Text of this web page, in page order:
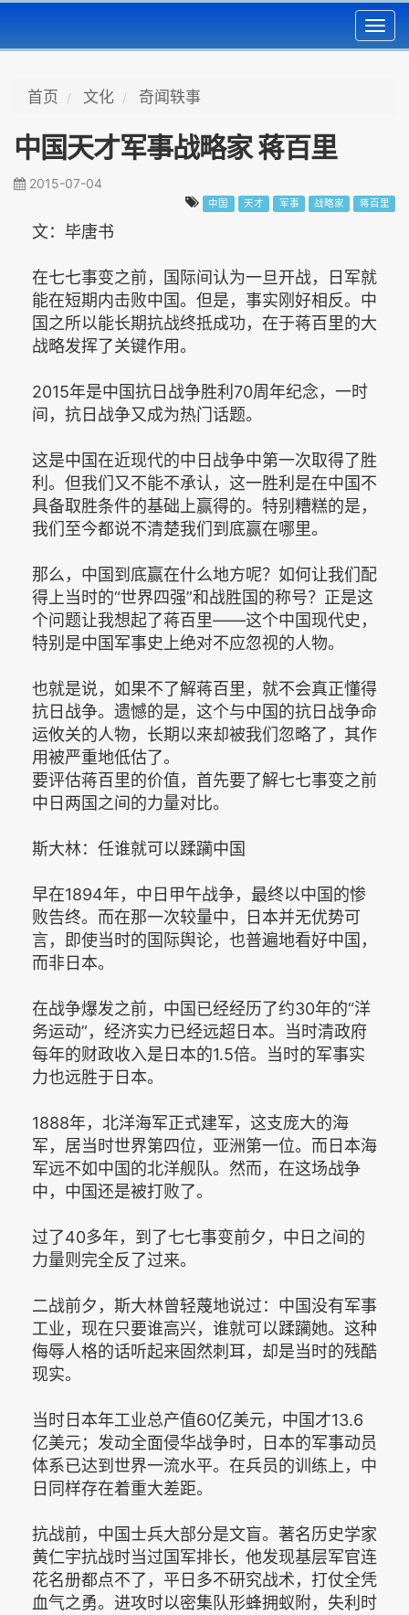
首页 文化 奇闻轶事
中国天才军事战略家 蒋百里
2015-07-04
中国 天才 军事 战略家 蒋百里
文：毕唐书
在七七事变之前，国际间认为一旦开战，日军就
能在短期内击败中国。但是，事实刚好相反。中
国之所以能长期抗战终抵成功，在于蒋百里的大
战略发挥了关键作用。
2015年是中国抗日战争胜利70周年纪念，一时
间，抗日战争又成为热门话题。
这是中国在近现代的中日战争中第一次取得了胜
利。但我们又不能不承认，这一胜利是在中国不
具备取胜条件的基础上赢得的。特别糟糕的是，
我们至今都说不清楚我们到底赢在哪里。
那么，中国到底赢在什么地方呢？如何让我们配
得上当时的“世界四强”和战胜国的称号？正是这
个问题让我想起了蒋百里——这个中国现代史，
特别是中国军事史上绝对不应忽视的人物。
也就是说，如果不了解蒋百里，就不会真正懂得
抗日战争。遗憾的是，这个与中国的抗日战争命
运攸关的人物，长期以来却被我们忽略了，其作
用被严重地低估了。
要评估蒋百里的价值，首先要了解七七事变之前
中日两国之间的力量对比。
斯大林：任谁就可以蹂躏中国
早在1894年，中日甲午战争，最终以中国的惨
败告终。而在那一次较量中，日本并无优势可
言，即使当时的国际舆论，也普遍地看好中国，
而非日本。
在战争爆发之前，中国已经经历了约30年的“洋
务运动”，经济实力已经远超日本。当时清政府
每年的财政收入是日本的1.5倍。当时的军事实
力也远胜于日本。
1888年，北洋海军正式建军，这支庞大的海
军，居当时世界第四位，亚洲第一位。而日本海
军远不如中国的北洋舰队。然而，在这场战争
中，中国还是被打败了。
过了40多年，到了七七事变前夕，中日之间的
力量则完全反了过来。
二战前夕，斯大林曾轻蔑地说过：中国没有军事
工业，现在只要谁高兴，谁就可以蹂躏她。这种
侮辱人格的话听起来固然刺耳，却是当时的残酷
现实。
当时日本年工业总产值60亿美元，中国才13.6
亿美元；发动全面侵华战争时，日本的军事动员
体系已达到世界一流水平。在兵员的训练上，中
日同样存在着重大差距。
抗战前，中国士兵大部分是文盲。著名历史学家
黄仁宇抗战时当过国军排长，他发现基层军官连
花名册都点不了，平日多不研究战术，打仗全凭
血气之勇。进攻时以密集队形蜂拥蚁附，失利时